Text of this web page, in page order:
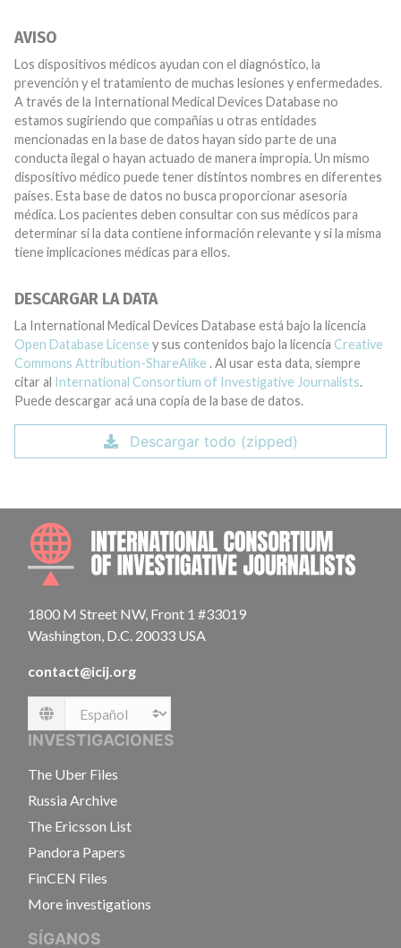
AVISO
Los dispositivos médicos ayudan con el diagnóstico, la
prevención y el tratamiento de muchas lesiones y enfermedades.
A través de la International Medical Devices Database no
estamos sugiriendo que compañías u otras entidades
mencionadas en la base de datos hayan sido parte de una
conducta ilegal o hayan actuado de manera impropia. Un mismo
dispositivo médico puede tener distintos nombres en diferentes
países. Esta base de datos no busca proporcionar asesoría
médica. Los pacientes deben consultar con sus médicos para
determinar si la data contiene información relevante y si la misma
tiene implicaciones médicas para ellos.
DESCARGAR LA DATA
La International Medical Devices Database está bajo la licencia
Open Database License y sus contenidos bajo la licencia Creative
Commons Attribution-ShareAlike . Al usar esta data, siempre
citar al International Consortium of Investigative Journalists.
Puede descargar acá una copia de la base de datos.
Descargar todo (zipped)
1800 M Street NW, Front 1 #33019
Washington, D.C. 20033 USA
contact@icij.org
Language
INVESTIGACIONES
The Uber Files
Russia Archive
The Ericsson List
Pandora Papers
FinCEN Files
More investigations
SÍGANOS